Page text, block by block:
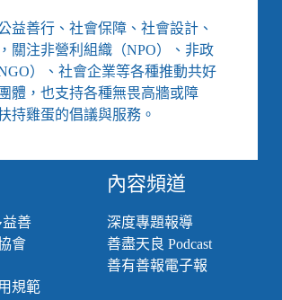
益善行、社會保障、社會設計、
關注非營利組織（NPO）、非政
）、社會企業等各種推動共好
體，也支持各種無畏高牆或障
持雞蛋的倡議與服務。
益善
會
規範
內容頻道
深度專題報導
善盡天良 Podcast
善有善報電子報